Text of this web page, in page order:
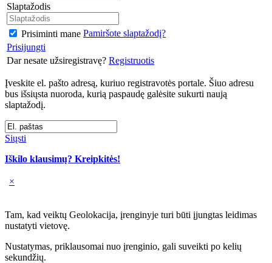
Slaptažodis
Prisiminti mane Pamiršote slaptažodį?
Prisijungti
Dar nesate užsiregistravę? Registruotis
Įveskite el. pašto adresą, kuriuo registravotės portale. Šiuo adresu
bus išsiųsta nuoroda, kurią paspaudę galėsite sukurti naują
slaptažodį.
Siųsti
Iškilo klausimų? Kreipkitės!
×
Tam, kad veiktų Geolokacija, įrenginyje turi būti įjungtas leidimas
nustatyti vietovę.
Nustatymas, priklausomai nuo įrenginio, gali suveikti po kelių
sekundžių.